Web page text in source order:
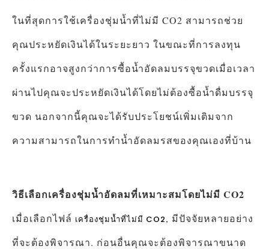
ในที่สุดการใช้เครื่องชุ่มน้ำที่ไม่มี CO2 สามารถช่วย
คุณประหยัดเงินได้ในระยะยาว ในขณะที่การลงทุน
ครั้งแรกอาจสูงกว่าการซื้อน้ำอัดลมบรรจุขวดเมื่อเวลา
ผ่านไปคุณจะประหยัดเงินได้โดยไม่ต้องซื้อน้ำดื่มบรรจุ
ขวด นอกจากนี้คุณจะได้รับประโยชน์เพิ่มเติมจาก
ความสามารถในการทำน้ำอัดลมรสของคุณเองที่บ้าน
วิธีเลือกเครื่องชุ่มน้ำอัดลมที่เหมาะสมโดยไม่มี CO2
เมื่อเลือกไฟล์ เครื่องชุ่มน้ำที่ไม่มี CO2, มีปัจจัยหลายอย่าง
ที่จะต้องพิจารณา. ก่อนอื่นคุณจะต้องพิจารณาขนาด